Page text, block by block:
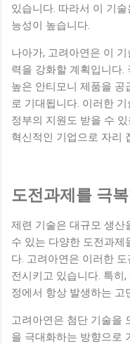
있습니다. 따라서 이 기
능성이 높습니다.
나아가, 고려아연은 이
력을 강화할 계획입니다.
높은 안티모니 제품을 공
로 기대됩니다. 이러한
정부의 지원도 받을 수
혁신적인 기업으로 자리
도전과제를 극
제련 기술은 대규모 생산
수 있는 다양한 도전과제
다. 고려아연은 이러한
전시키고 있습니다. 특히
정에서 항상 발생하는 고
고려아연은 첨단 기술을
을 극대화하는 방향으로